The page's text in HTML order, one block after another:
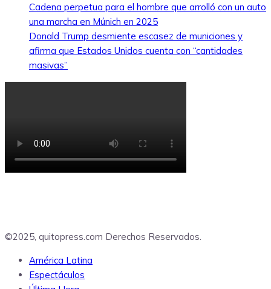
Cadena perpetua para el hombre que arrolló con un auto
una marcha en Múnich en 2025
Donald Trump desmiente escasez de municiones y
afirma que Estados Unidos cuenta con “cantidades
masivas”
©2025, quitopress.com Derechos Reservados.
América Latina
Espectáculos